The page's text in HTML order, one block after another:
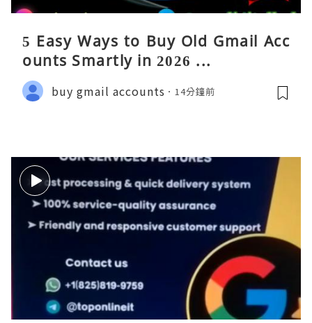
5 Easy Ways to Buy Old Gmail Acc
ounts Smartly in 2026 ...
buy gmail accounts 14分鐘前